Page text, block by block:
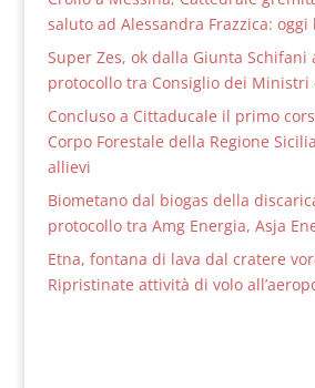
saluto ad Alessandra Frazzica:
Super Zes, ok dalla Giunta Schifani
protocollo tra Consiglio dei Ministri
Concluso a Cittaducale il primo
Corpo Forestale della Regione
allievi
Biometano dal biogas della
protocollo tra Amg Energia, Asja
Etna, fontana di lava dal cratere
Ripristinate attività di volo